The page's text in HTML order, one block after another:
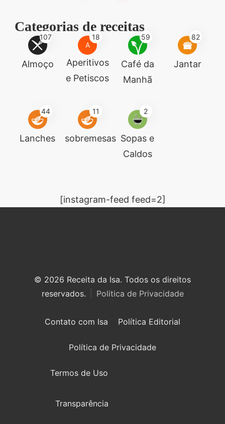
Categorias de receitas
107
Almoço
A
18
Aperitivos
e Petiscos
59
Café da
Manhã
82
Jantar
44
Lanches
11
sobremesas
2
Sopas e
Caldos
[instagram-feed feed=2]
© 2026 Receita da Isa. Todos os direitos
reservados.
Politica de Privacidade
Contato com Isa Política Editorial
Política de Privacidade
Termos de Uso
Transparência